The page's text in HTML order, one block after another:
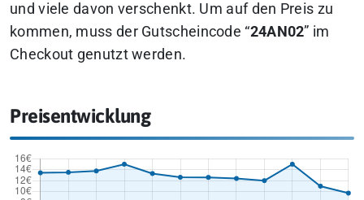
und viele davon verschenkt. Um auf den Preis zu
kommen, muss der Gutscheincode “24AN02” im
Checkout genutzt werden.
Preisentwicklung